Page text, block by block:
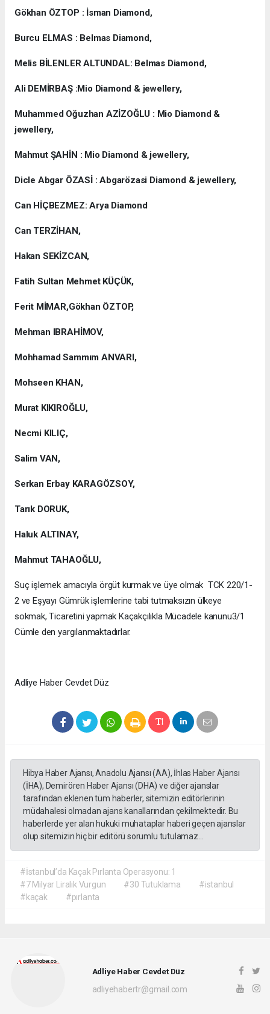
Gökhan ÖZTOP : İsman Diamond,
Burcu ELMAS : Belmas Diamond,
Melis BİLENLER ALTUNDAL: Belmas Diamond,
Ali DEMİRBAŞ :Mio Diamond & jewellery,
Muhammed Oğuzhan AZİZOĞLU : Mio Diamond &
jewellery,
Mahmut ŞAHİN : Mio Diamond & jewellery,
Dicle Abgar ÖZASİ : Abgarözasi Diamond & jewellery,
Can HİÇBEZMEZ: Arya Diamond
Can TERZİHAN,
Hakan SEKİZCAN,
Fatih Sultan Mehmet KÜÇÜK,
Ferit MİMAR,Gökhan ÖZTOP,
Mehman IBRAHİMOV,
Mohhamad Sammım ANVARI,
Mohseen KHAN,
Murat KIKIROĞLU,
Necmi KILIÇ,
Salim VAN,
Serkan Erbay KARAGÖZSOY,
Tarık DORUK,
Haluk ALTINAY,
Mahmut TAHAOĞLU,
Suç işlemek amacıyla örgüt kurmak ve üye olmak TCK 220/1-
2 ve Eşyayı Gümrük işlemlerine tabi tutmaksızın ülkeye
sokmak, Ticaretini yapmak Kaçakçılıkla Mücadele kanunu3/1
Cümle den yargılanmaktadırlar.
Adliye Haber Cevdet Düz
Hibya Haber Ajansı, Anadolu Ajansı (AA), İhlas Haber Ajansı
(İHA), Demirören Haber Ajansı (DHA) ve diğer ajanslar
tarafından eklenen tüm haberler, sitemizin editörlerinin
müdahalesi olmadan ajans kanallarından çekilmektedir. Bu
haberlerde yer alan hukuki muhataplar haberi geçen ajanslar
olup sitemizin hiç bir editörü sorumlu tutulamaz...
#İstanbul’da Kaçak Pırlanta Operasyonu: 1
#7 Milyar Liralık Vurgun
#30 Tutuklama
#istanbul
#kaçak
#pırlanta
Adliye Haber Cevdet Düz
adliyehabertr@gmail.com